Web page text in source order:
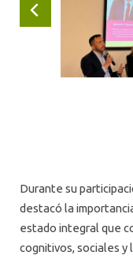
Durante su
destacó la
estado integral que
cognitivos, sociales y